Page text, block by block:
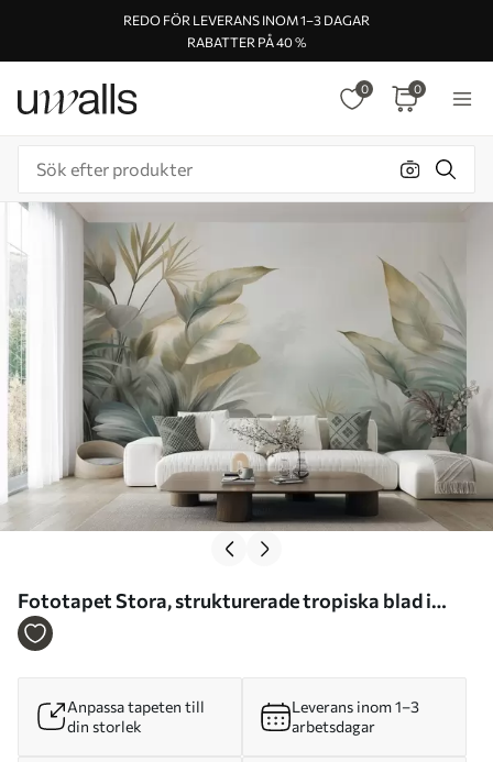
REDO FÖR LEVERANS INOM 1–3 DAGAR
RABATTER PÅ 40 %
0 0
Fototapet Stora, strukturerade tropiska blad i
dämpade gröna och beige nyanser, en djungelmiljö
Anpassa tapeten till
din storlek
Leverans inom 1–3
arbetsdagar